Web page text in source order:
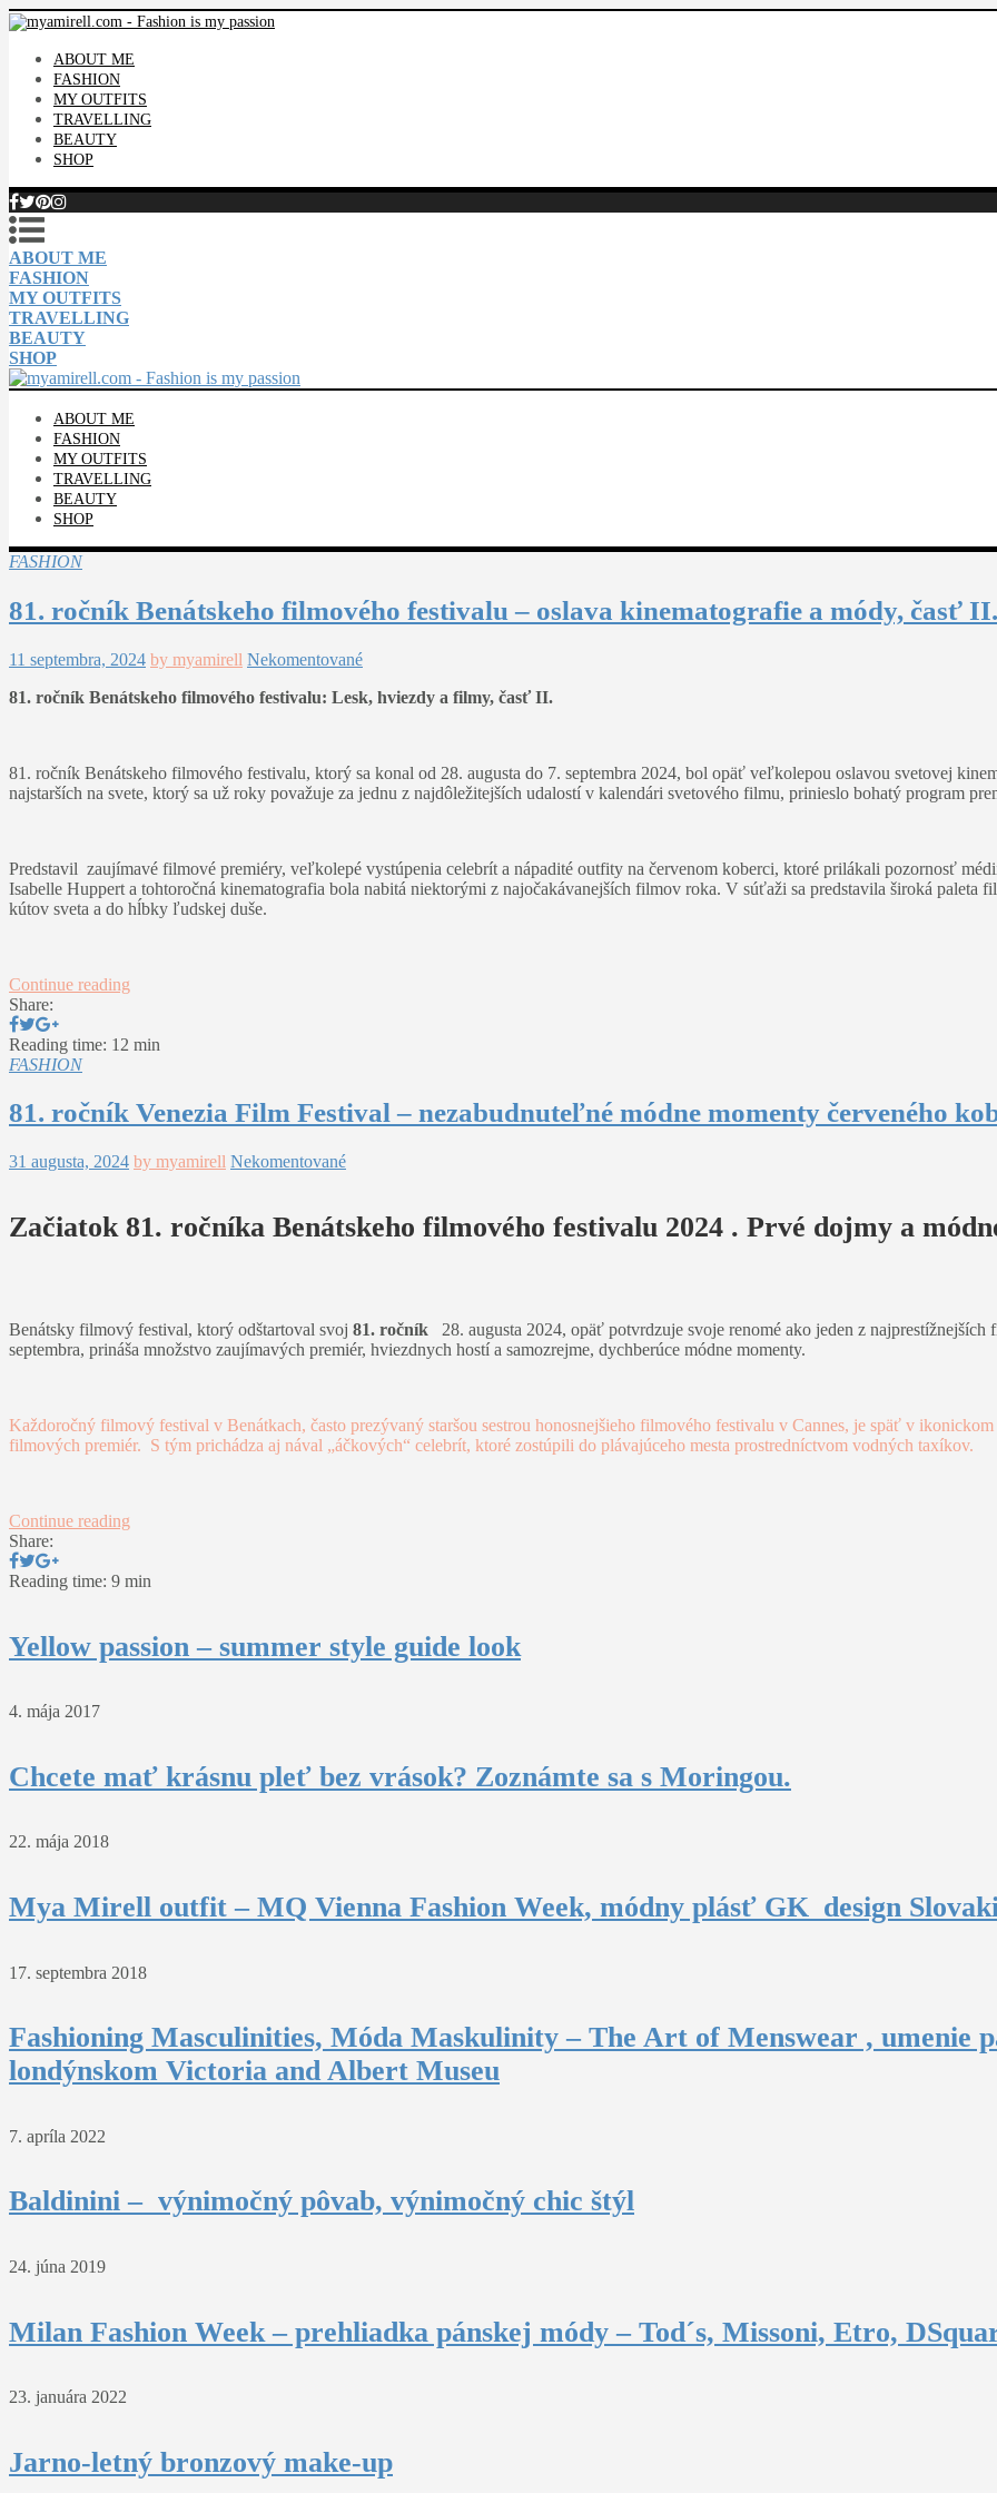
ABOUT ME
FASHION
MY OUTFITS
TRAVELLING
BEAUTY
SHOP
ABOUT ME
FASHION
MY OUTFITS
TRAVELLING
BEAUTY
SHOP
ABOUT ME
FASHION
MY OUTFITS
TRAVELLING
BEAUTY
SHOP
FASHION
81. ročník Benátskeho filmového festivalu – oslava kinematografie a módy, časť II.
11 septembra, 2024 by myamirell Nekomentované
81. ročník Benátskeho filmového festivalu: Lesk, hviezdy a filmy, časť II.
81. ročník Benátskeho filmového festivalu, ktorý sa konal od 28. augusta do 7. septembra 2024, bol opäť veľkolepou oslavou svetovej
najstarších na svete, ktorý sa už roky považuje za jednu z najdôležitejších udalostí v kalendári svetového filmu, prinieslo bohatý program
Predstavil zaujímavé filmové premiéry, veľkolepé vystúpenia celebrít a nápadité outfity na červenom koberci, ktoré prilákali pozornosť
Isabelle Huppert a tohtoročná kinematografia bola nabitá niektorými z najočakávanejších filmov roka. V súťaži sa predstavila široká
kútov sveta a do hĺbky ľudskej duše.
Continue reading
Share:
Reading time: 12 min
FASHION
81. ročník Venezia Film Festival – nezabudnuteľné módne momenty červeného
31 augusta, 2024 by myamirell Nekomentované
Začiatok 81. ročníka Benátskeho filmového festivalu 2024 . Prvé dojmy a
Benátsky filmový festival, ktorý odštartoval svoj 81. ročník 28. augusta 2024, opäť potvrdzuje svoje renomé ako jeden z
septembra, prináša množstvo zaujímavých premiér, hviezdnych hostí a samozrejme, dychberúce módne momenty.
Každoročný filmový festival v Benátkach, často prezývaný staršou sestrou honosnejšieho filmového festivalu v Cannes, je späť v
filmových premiér. S tým prichádza aj nával „áčkových“ celebrít, ktoré zostúpili do plávajúceho mesta prostredníctvom vodných taxíkov.
Continue reading
Share:
Reading time: 9 min
Yellow passion – summer style guide look
4. mája 2017
Chcete mať krásnu pleť bez vrások? Zoznámte sa s Moringou.
22. mája 2018
Mya Mirell outfit – MQ Vienna Fashion Week, módny plásť GK_design
17. septembra 2018
Fashioning Masculinities, Móda Maskulinity – The Art of Menswear , umenie
londýnskom Victoria and Albert Museu
7. apríla 2022
Baldinini – výnimočný pôvab, výnimočný chic štýl
24. júna 2019
Milan Fashion Week – prehliadka pánskej módy – Tod´s, Missoni, Etro,
23. januára 2022
Jarno-letný bronzový make-up